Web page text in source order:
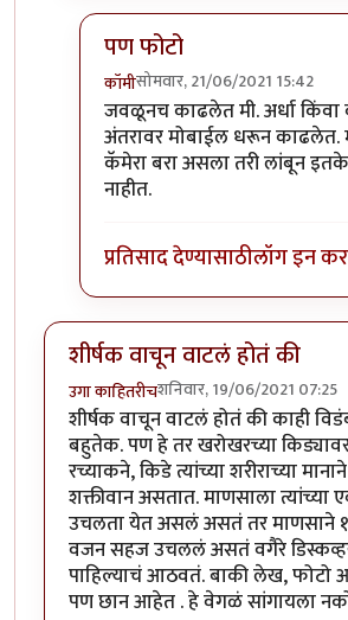
पण फोटो
कॉमीसोमवार, 21/06/2021 15:42
In reply toहिरवे बरे आलेत.by
जवळूनच काढलेत मी. अर्धा
अंतरावर मोबाईल धरून काढलेत.
कॅमेरा बरा असला तरी लांबून
नाहीत.
प्रतिसाद देण्यासाठीलॉग इन
शीर्षक वाचून वाटलं होतं की
उगा काहितरीचशनिवार, 19/06/2021 07:25
शीर्षक वाचून वाटलं होतं की काही
बहुतेक. पण हे तर खरोखरच्या
रच्याकने, किडे त्यांच्या शरीराच्या
शक्तीवान असतात. माणसाला त्यांच्या
उचलता येत असलं असतं तर माणसाने
वजन सहज उचललं असतं वगैरे
पाहिल्याचं आठवतं. बाकी लेख, फोटो
पण छान आहेत . हे वेगळं सांगायला